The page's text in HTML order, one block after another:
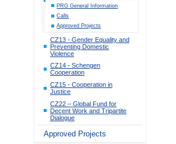
PRG General Information
Calls
Approved Projects
CZ13 - Gender Equality and
Preventing Domestic
Violence
CZ14 - Schengen
Cooperation
CZ15 - Cooperation in
Justice
CZ22 – Global Fund for
Decent Work and Tripartite
Dialogue
Approved Projects